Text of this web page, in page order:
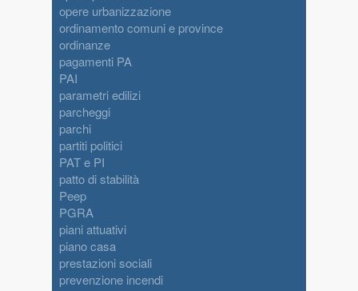
opere urbanizzazione
ordinamento comuni e province
ordinanze
pagamenti PA
PAI
parametri edilizi
parcheggi
parchi
partiti politici
PAT e PI
patto di stabilità
Peep
PGRA
piani attuativi
piano casa
prestazioni sociali
prevenzione incendi